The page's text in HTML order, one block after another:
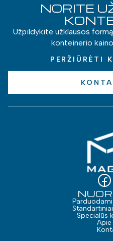
NORITE
Užpildykite užklausos
konteinerio
PERŽIŪRĖTI
Specialūs
Apie